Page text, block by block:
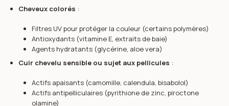
Cheveux colorés :
Filtres UV pour protéger la couleur (certains polymères)
Antioxydants (vitamine E, extraits de baie)
Agents hydratants (glycérine, aloe vera)
Cuir chevelu sensible ou sujet aux pellicules :
Actifs apaisants (camomille, calendula, bisabolol)
Actifs antipelliculaires (pyrithione de zinc, piroctone
olamine)